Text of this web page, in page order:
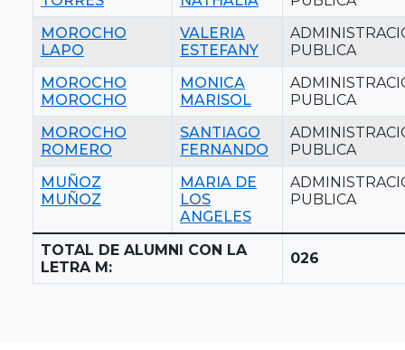
MOROCHO
LAPO
VALERIA
ESTEFANY
PUBLICA
MOROCHO
MOROCHO
MONICA
MARISOL
PUBLICA
MOROCHO
ROMERO
SANTIAGO
FERNANDO
PUBLICA
MUÑOZ
MUÑOZ
MARIA DE
LOS
ANGELES
PUBLICA
TOTAL DE ALUMNI CON LA
LETRA M:
026